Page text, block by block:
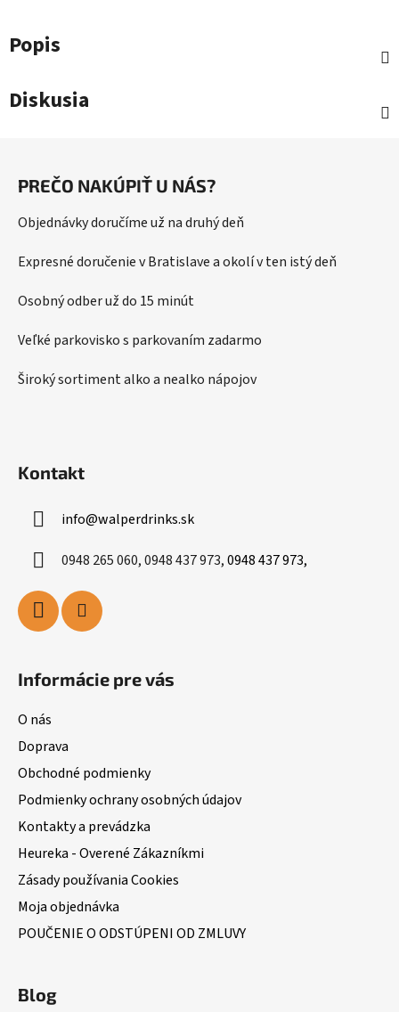
Popis
Diskusia
PREČO NAKÚPIŤ U NÁS?
Objednávky doručíme už na druhý deň
Expresné doručenie v Bratislave a okolí v ten istý deň
Osobný odber už do 15 minút
Veľké parkovisko s parkovaním zadarmo
Široký sortiment alko a nealko nápojov
Kontakt
info@walperdrinks.sk
0948 265 060, 0948 437 973,0948 437 973,
Informácie pre vás
O nás
Doprava
Obchodné podmienky
Podmienky ochrany osobných údajov
Kontakty a prevádzka
Heureka - Overené Zákazníkmi
Zásady používania Cookies
Moja objednávka
POUČENIE O ODSTÚPENI OD ZMLUVY
Blog